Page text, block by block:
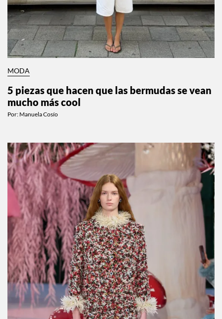
MODA
5 piezas que hacen que las bermudas se vean
mucho más cool
Por: Manuela Cosío